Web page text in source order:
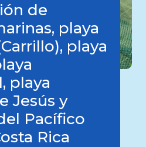
de
playa
playa
playa
Jesús y
Pacífico
Rica